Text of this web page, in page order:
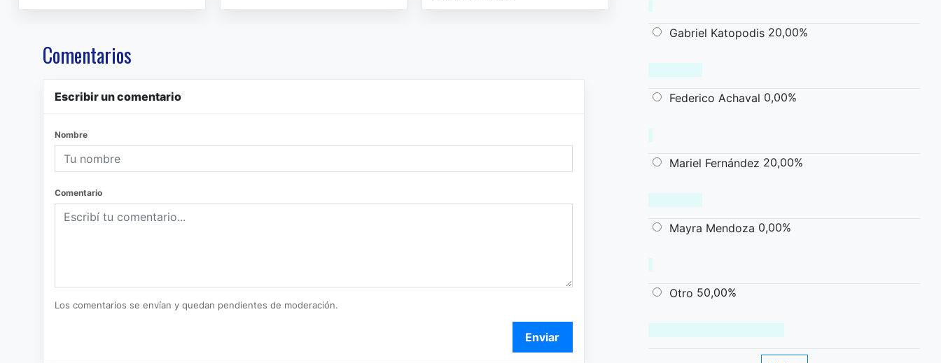
Comentarios
Escribir un comentario
Nombre
Comentario
Los comentarios se envían y quedan pendientes de moderación.
Enviar
Gabriel Katopodis 20,00%
Federico Achaval 0,00%
Mariel Fernández 20,00%
Mayra Mendoza 0,00%
Otro 50,00%